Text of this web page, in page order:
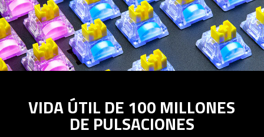
VIDA ÚTIL DE 100 MILLONES
DE PULSACIONES